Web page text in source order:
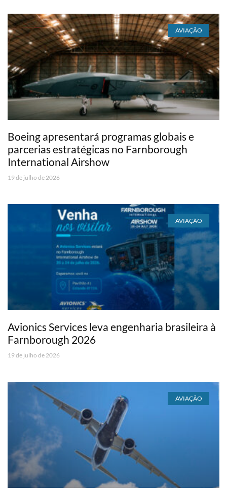
AVIAÇÃO
Boeing apresentará programas globais e
parcerias estratégicas no Farnborough
International Airshow
19 de julho de 2026
AVIAÇÃO
Avionics Services leva engenharia brasileira à
Farnborough 2026
19 de julho de 2026
AVIAÇÃO